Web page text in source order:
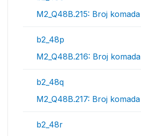
M2_Q48B.215: Broj komada
b2_48p
M2_Q48B.216: Broj komada
b2_48q
M2_Q48B.217: Broj komada
b2_48r